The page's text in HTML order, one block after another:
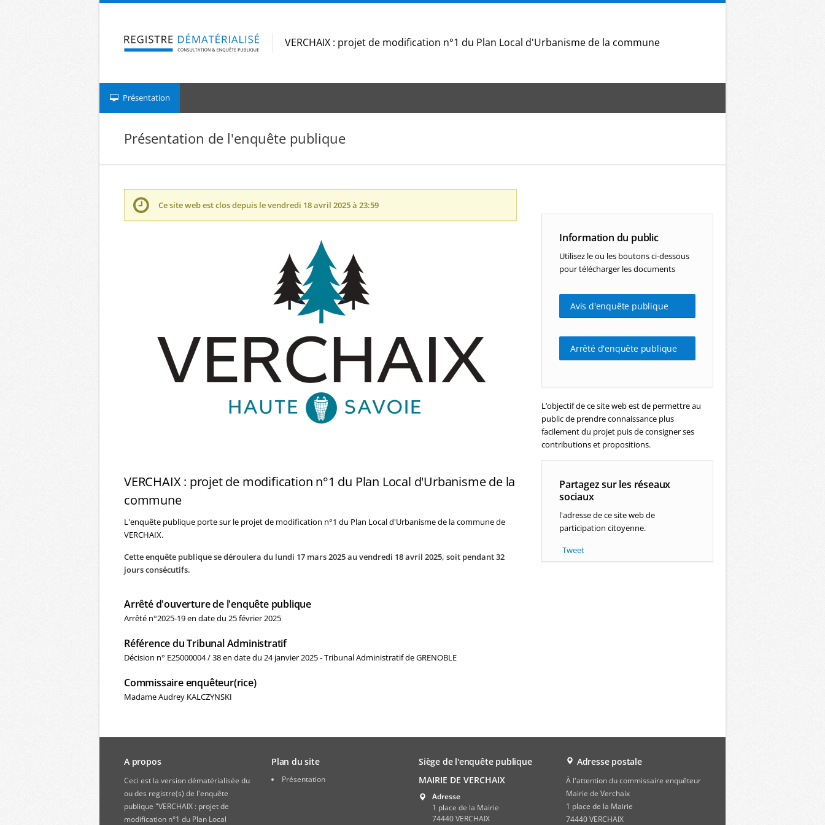
Aller au contenu
VERCHAIX : projet de modification n°1 du Plan Local d'Urbanisme de la commune
Présentation
Présentation de l'enquête publique
Ce site web est clos depuis levendredi 18 avril 2025 à 23:59
VERCHAIX : projet de modification n°1 du Plan Local d'Urbanisme de la
commune
L'enquête publique porte sur le projet de modification n°1 du Plan Local d'Urbanisme de la commune de
VERCHAIX.
Cette enquête publique se déroulera du lundi 17 mars 2025 au vendredi 18 avril 2025, soit pendant 32
jours consécutifs.
Arrêté d'ouverture de l'enquête publique
Arrêté n°2025-19 en date du 25 février 2025
Référence du Tribunal Administratif
Décision n° E25000004 / 38 en date du 24 janvier 2025 - Tribunal Administratif de GRENOBLE
Commissaire enquêteur(rice)
Madame Audrey KALCZYNSKI
Information du public
Utilisez le ou les boutons ci-dessous
pour télécharger les documents
Avis d'enquête publique
Arrêté d'enquête publique
L’objectif de ce site web est de permettre au
public de prendre connaissance plus
facilement du projet puis de consigner ses
contributions et propositions.
Partagez sur les réseaux
sociaux
l'adresse de ce site web de
participation citoyenne.
Tweet
A propos
Ceci est la version dématérialisée du
ou des registre(s) de l'enquête
publique "VERCHAIX : projet de
modification n°1 du Plan Local
Plan du site
Présentation
Siège de l'enquête publique
MAIRIE DE VERCHAIX
Adresse
1 place de la Mairie
74440 VERCHAIX
Adresse postale
À l'attention du commissaire enquêteur
Mairie de Verchaix
1 place de la Mairie
74440 VERCHAIX